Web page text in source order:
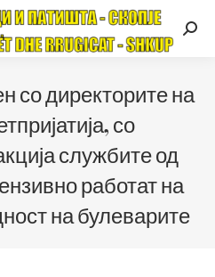
со директорите на
со
службите од
работат на
на булеварите